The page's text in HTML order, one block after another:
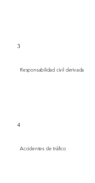
Responsabilidad civil derivada
3
Accidentes de tráfico
4